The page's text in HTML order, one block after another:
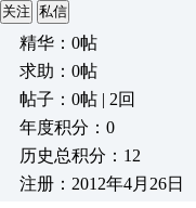
关注 私信
精华：0帖
求助：0帖
帖子：0帖 | 2回
年度积分：0
历史总积分：12
注册：2012年4月26日